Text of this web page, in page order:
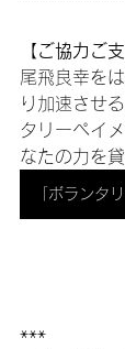
【ご協力ご
尾飛良幸を
り加速させ
タリーペイ
なたの力を
「ボランタ
***